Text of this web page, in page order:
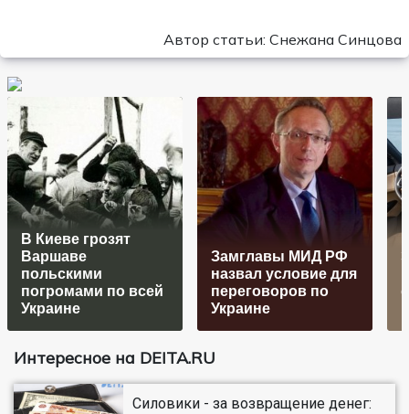
Автор статьи: Снежана Синцова
В Киеве грозят
Варшаве
польскими
погромами по всей
Украине
Замглавы МИД РФ
назвал условие для
переговоров по
Украине
Интересное на DEITA.RU
Силовики - за возвращение денег: